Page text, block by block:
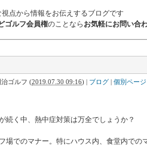
点から情報をお伝えするブログです
ゴルフ会員権のことなら お気軽にお問い合
ゴルフ (2019.07.30 09:16) | ブログ | 個別ページ
続く中、熱中症対策は万全でしょうか？
場でのマナー。特にハウス内、食堂内での